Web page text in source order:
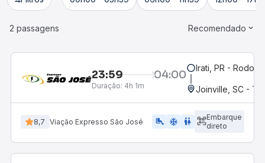
2 passagens Recomendado
23:59 04:00
Duração: 4h 1m
Irati, PR -
Joinville, SC -
8,7 Viação Expresso São José airline_seat_legroom_extra ac_unit WC
Embarque
direto